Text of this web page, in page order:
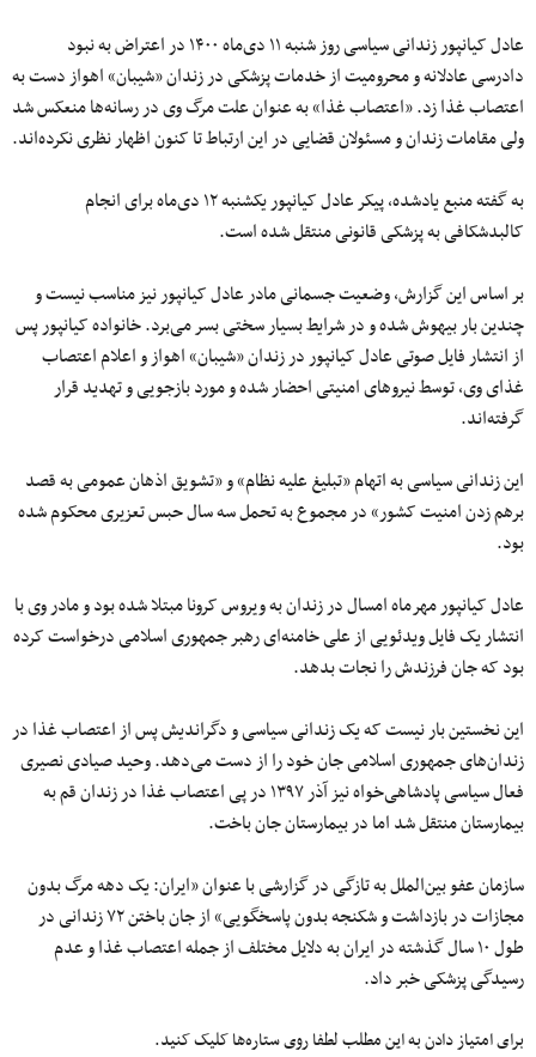
عادل کیانپور زندانی سیاسی روز شنبه ۱۱ دی‌ماه ۱۴۰۰ در اعتراض به نبود
دادرسی عادلانه و محرومیت از خدمات پزشکی در زندان «شیبان» اهواز دست به
اعتصاب غذا زد. «اعتصاب غذا» به عنوان علت مرگ وی در رسانه‌ها منعکس شد
ولی مقامات زندان و مسئولان قضایی در این ارتباط تا کنون اظهار نظری نکرده‌اند.
به گفته منبع یادشده، پیکر عادل کیانپور یکشنبه ۱۲ دی‌ماه برای انجام
کالبدشکافی به پزشکی قانونی منتقل شده است.
بر اساس این گزارش، وضعیت جسمانی مادر عادل کیانپور نیز مناسب نیست و
چندین‌ بار بیهوش شده و در شرایط بسیار سختی بسر می‌برد. خانواده کیانپور پس
از انتشار فایل صوتی عادل کیانپور در زندان «شیبان» اهواز و اعلام اعتصاب
غذای وی، توسط نیروهای امنیتی احضار شده و مورد بازجویی و تهدید قرار
گرفته‌اند.
این زندانی سیاسی به اتهام «تبلیغ علیه نظام» و «تشویق اذهان عمومی به قصد
برهم زدن امنیت کشور» در مجموع به تحمل سه سال حبس تعزیری محکوم شده
بود.
عادل کیانپور مهرماه امسال در زندان به ویروس کرونا مبتلا شده بود و مادر وی با
انتشار یک فایل ویدئویی از علی خامنه‌ای رهبر جمهوری اسلامی درخواست کرده
بود که جان فرزندش را نجات بدهد.
این نخستین‌ بار نیست که یک زندانی سیاسی و دگراندیش پس از اعتصاب غذا در
زندان‌های جمهوری اسلامی جان خود را از دست می‌دهد. وحید صیادی نصیری
فعال سیاسی پادشاهی‌خواه نیز آذر ۱۳۹۷ در پی اعتصاب غذا در زندان قم به
بیمارستان منتقل شد اما در بیمارستان جان باخت.
سازمان عفو بین‌الملل به تازگی در گزارشی با عنوان «ایران: یک دهه مرگ بدون
مجازات در بازداشت و شکنجه بدون پاسخگویی» از جان باختن ۷۲ زندانی در
طول ۱۰ ‌سال گذشته در ایران به دلایل مختلف از جمله اعتصاب غذا و عدم
رسیدگی پزشکی خبر داد.
برای امتیاز دادن به این مطلب لطفا روی ستاره‌ها کلیک کنید.